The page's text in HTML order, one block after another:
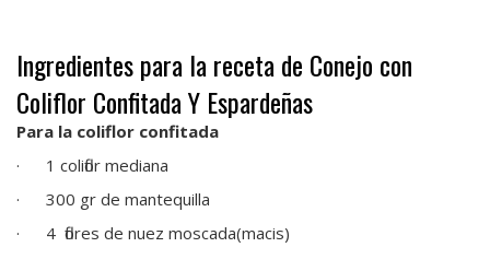
Ingredientes para la receta de Conejo con
Coliflor Confitada Y Espardeñas
Para la coliflor confitada
· 1 coliflor mediana
· 300 gr de mantequilla
· 4 flores de nuez moscada(macis)